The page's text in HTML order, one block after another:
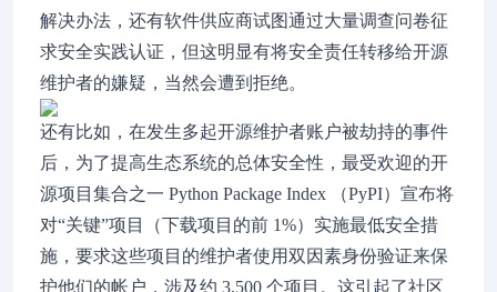
解决办法，还有软件供应商试图通过大量调查问卷征
求安全实践认证，但这明显有将安全责任转移给开源
维护者的嫌疑，当然会遭到拒绝。
还有比如，在发生多起开源维护者账户被劫持的事件
后，为了提高生态系统的总体安全性，最受欢迎的开
源项目集合之一 Python Package Index （PyPI）宣布将
对“关键”项目（下载项目的前 1%）实施最低安全措
施，要求这些项目的维护者使用双因素身份验证来保
护他们的帐户，涉及约 3,500 个项目。这引起了社区